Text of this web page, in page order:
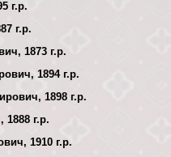
г.р.
г.р.
1873 г.р.
1894 г.р.
1898 г.р.
г.р.
1910 г.р.